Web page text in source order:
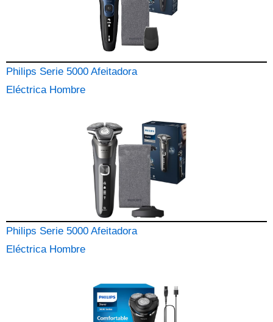
Philips Serie 5000 Afeitadora
Eléctrica Hombre
Philips Serie 5000 Afeitadora
Eléctrica Hombre